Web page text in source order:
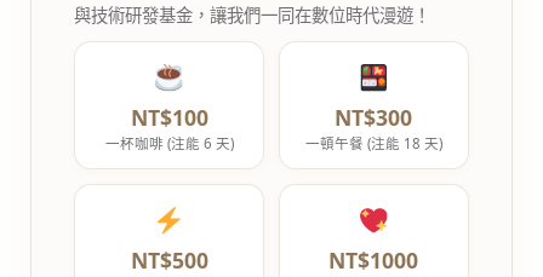
與技術研發基金，讓我們一同在數位時代漫遊！
NT$100
一杯咖啡 (注能 6 天)
NT$300
一頓午餐 (注能 18 天)
NT$500 NT$1000